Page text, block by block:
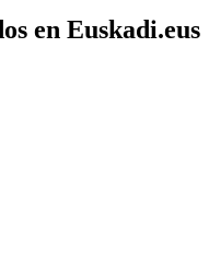
en Euskadi.eus